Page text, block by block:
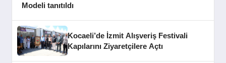
Modeli tanıtıldı
Kocaeli’de İzmit Alışveriş Festivali
Kapılarını Ziyaretçilere Açtı